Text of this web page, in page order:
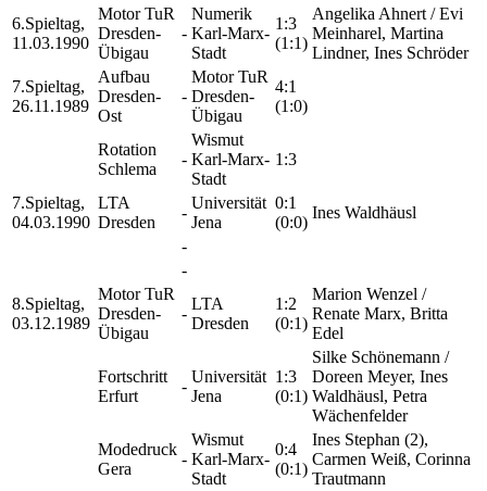
6.Spieltag,
11.03.1990
Motor TuR
Dresden-
Übigau
-
Numerik
Karl-Marx-
Stadt
1:3
(1:1)
Angelika Ahnert / Evi
Meinharel, Martina
Lindner, Ines Schröder
7.Spieltag,
26.11.1989
Aufbau
Dresden-
Ost
-
Motor TuR
Dresden-
Übigau
4:1
(1:0)
Rotation
Schlema
-
Wismut
Karl-Marx-
Stadt
1:3
7.Spieltag,
04.03.1990
LTA
Dresden
-
Universität
Jena
0:1
(0:0)
Ines Waldhäusl
-
-
8.Spieltag,
03.12.1989
Motor TuR
Dresden-
Übigau
-
LTA
Dresden
1:2
(0:1)
Marion Wenzel /
Renate Marx, Britta
Edel
Fortschritt
Erfurt
-
Universität
Jena
1:3
(0:1)
Silke Schönemann /
Doreen Meyer, Ines
Waldhäusl, Petra
Wächenfelder
Modedruck
Gera
-
Wismut
Karl-Marx-
Stadt
0:4
(0:1)
Ines Stephan (2),
Carmen Weiß, Corinna
Trautmann